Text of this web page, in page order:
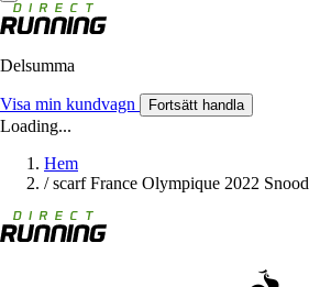
Delsumma
Visa min kundvagn Fortsätt handla
Loading...
Hem
/ scarf France Olympique 2022 Snood